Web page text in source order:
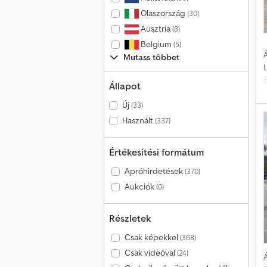
Olaszország (30)
Ausztria(8)
Belgium (5)
Mutass többet
Állapot
Új(33)
Használt(337)
Értékesítési formátum
Apróhirdetések(370)
Aukciók(0)
Részletek
Csak képekkel (368)
Csak videóval (24)